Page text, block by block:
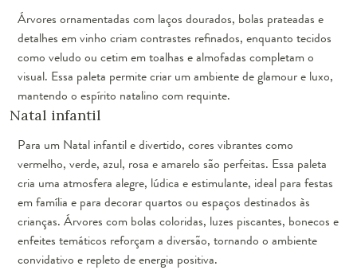
Árvores ornamentadas com laços dourados, bolas prateadas e
detalhes em vinho criam contrastes refinados, enquanto tecidos
como veludo ou cetim em toalhas e almofadas completam o
visual. Essa paleta permite criar um ambiente de glamour e luxo,
mantendo o espírito natalino com requinte.
Natal infantil
Para um Natal infantil e divertido, cores vibrantes como
vermelho, verde, azul, rosa e amarelo são perfeitas. Essa paleta
cria uma atmosfera alegre, lúdica e estimulante, ideal para festas
em família e para decorar quartos ou espaços destinados às
crianças. Árvores com bolas coloridas, luzes piscantes, bonecos e
enfeites temáticos reforçam a diversão, tornando o ambiente
convidativo e repleto de energia positiva.